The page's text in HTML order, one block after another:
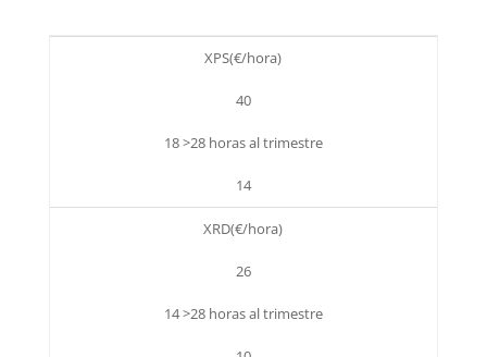
XPS(€/hora)
40
18 >28 horas al trimestre
14
XRD(€/hora)
26
14 >28 horas al trimestre